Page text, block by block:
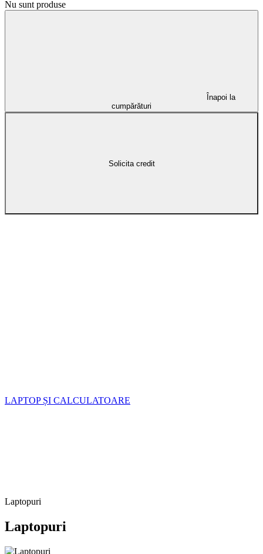
Nu sunt produse
Înapoi la
cumpărături
Solicita credit
LAPTOP ȘI CALCULATOARE
Laptopuri
Laptopuri